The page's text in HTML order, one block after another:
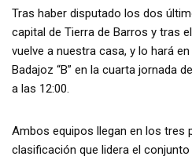
Tras haber disputado los dos
capital de Tierra de Barros y tras
vuelve a nuestra casa, y lo hará
Badajoz “B” en la cuarta jornada
a las 12:00.
Ambos equipos llegan en los tres
clasificación que lidera el